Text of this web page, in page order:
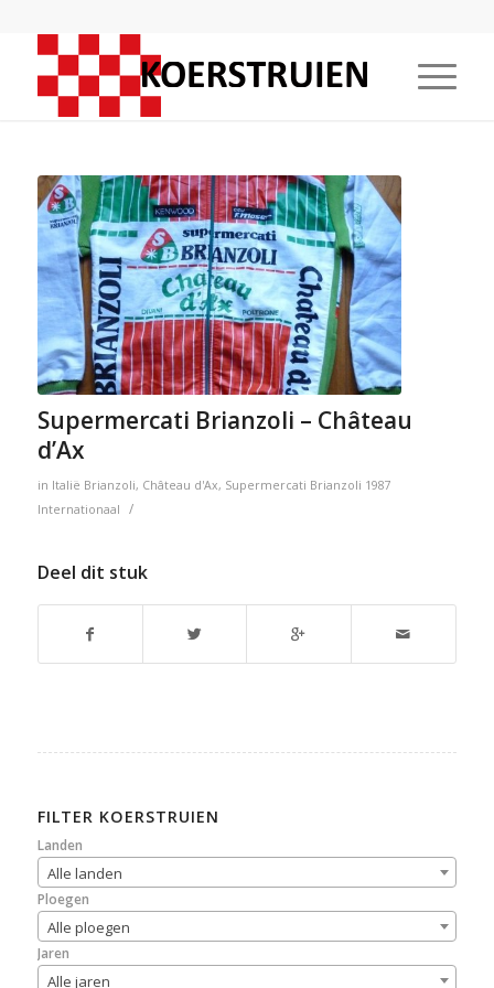
Supermercati Brianzoli – Château
d’Ax
in Italië Brianzoli, Château d'Ax, Supermercati Brianzoli 1987
Internationaal
/
Deel dit stuk
FILTER KOERSTRUIEN
Landen
Alle landen
Ploegen
Alle ploegen
Jaren
Alle jaren